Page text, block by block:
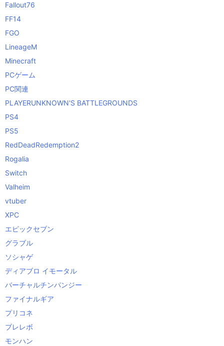
Fallout76
FF14
FGO
LineageM
Minecraft
PCゲーム
PC関連
PLAYERUNKNOWN'S BATTLEGROUNDS
PS4
PS5
RedDeadRedemption2
Rogalia
Switch
Valheim
vtuber
XPC
エピックセブン
グラブル
ソシャゲ
ディアブロ イモータル
バーチャルチンパンジー
ファイナルギア
プリコネ
ブレレボ
モンハン